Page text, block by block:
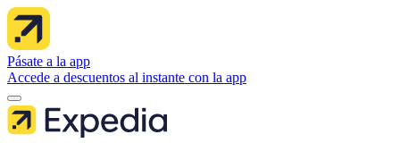
Pásate a la app
Accede a descuentos al instante con la app